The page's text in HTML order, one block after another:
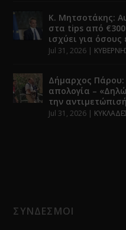
Κ. Μητσοτάκης:
στα tips από
ισχύει για
Jul 31, 2026 |
Δήμαρχος Πάρου:
απολογία –
την
Jul 31, 2026 |
ΣΥΝΔΕΣΜΟΙ